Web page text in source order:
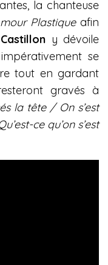
la chanteuse
Plastiqueafin
y dévoile
se
tout en gardant
gravés à
la tête / On s’est
ce qu’on s’est